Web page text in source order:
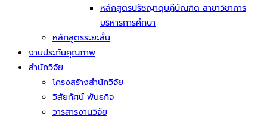
หลักสูตรปรัชญาดุษฎีบัณฑิต สาขาวิชาการ
บริหารการศึกษา
หลักสูตรระยะสั้น
งานประกันคุณภาพ
สำนักวิจัย
โครงสร้างสำนักวิจัย
วิสัยทัศน์ พันธกิจ
วารสารงานวิจัย